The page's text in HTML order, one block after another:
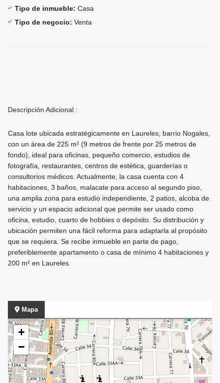
Tipo de inmueble: Casa
Tipo de negocio: Venta
Descripción Adicional :
Casa lote ubicada estratégicamente en Laureles, barrio Nogales,
con un área de 225 m² (9 metros de frente por 25 metros de
fondo), ideal para oficinas, pequeño comercio, estudios de
fotografía, restaurantes, centros de estética, guarderías o
consultorios médicos. Actualmente, la casa cuenta con 4
habitaciones, 3 baños, malacate para acceso al segundo piso,
una amplia zona para estudio independiente, 2 patios, alcoba de
servicio y un espacio adicional que permite ser usado como
oficina, estudio, cuarto de hobbies o depósito. Su distribución y
ubicación permiten una fácil reforma para adaptarla al propósito
que se requiera. Se recibe inmueble en parte de pago,
preferiblemente apartamento o casa de mínimo 4 habitaciones y
200 m² en Laureles.
Mapa
+
−